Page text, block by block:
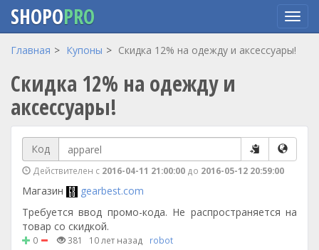
Перейти
основному
содержанию
SHOPOPRO
Главная Купоны Скидка 12% на одежду и аксессуары!
Скидка 12% на одежду и
аксессуары!
Код
Действителен с 2016-04-11 21:00:00 до 2016-05-12 20:59:00
Магазин
gearbest.com
Требуется ввод промо-кода. Не распространяется на
товар со скидкой.
0 381 10 лет назад robot